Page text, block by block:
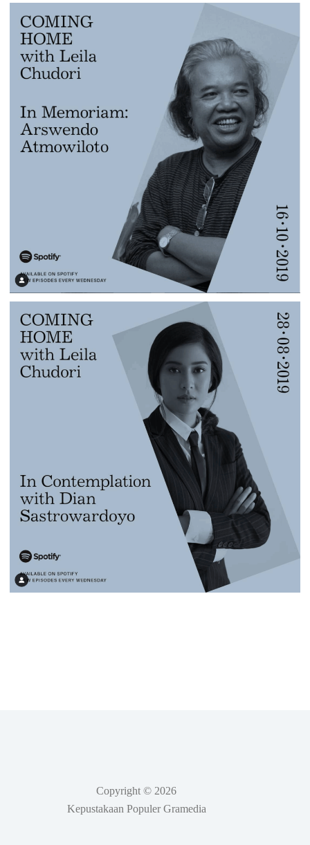
Copyright © 2026
Kepustakaan Populer Gramedia